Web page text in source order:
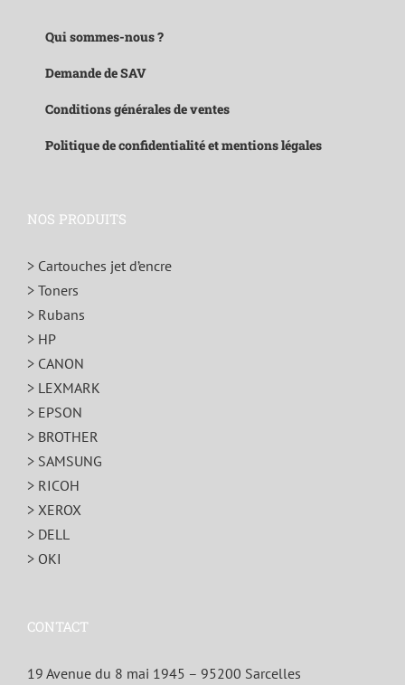
Qui sommes-nous ?
Demande de SAV
Conditions générales de ventes
Politique de confidentialité et mentions légales
NOS PRODUITS
> Cartouches jet d’encre
> Toners
> Rubans
> HP
> CANON
> LEXMARK
> EPSON
> BROTHER
> SAMSUNG
> RICOH
> XEROX
> DELL
> OKI
CONTACT
19 Avenue du 8 mai 1945 – 95200 Sarcelles